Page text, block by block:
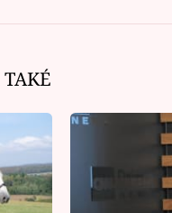
TAKÉ